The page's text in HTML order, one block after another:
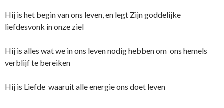
Hij is het begin van o­ns leven, en legt Zijn goddelijke
liefdesvonk in o­nze ziel
Hij is alles wat we in o­ns leven nodig hebben om o­ns hemels
verblijf te bereiken
Hij is Liefde waaruit alle energie o­ns doet leven